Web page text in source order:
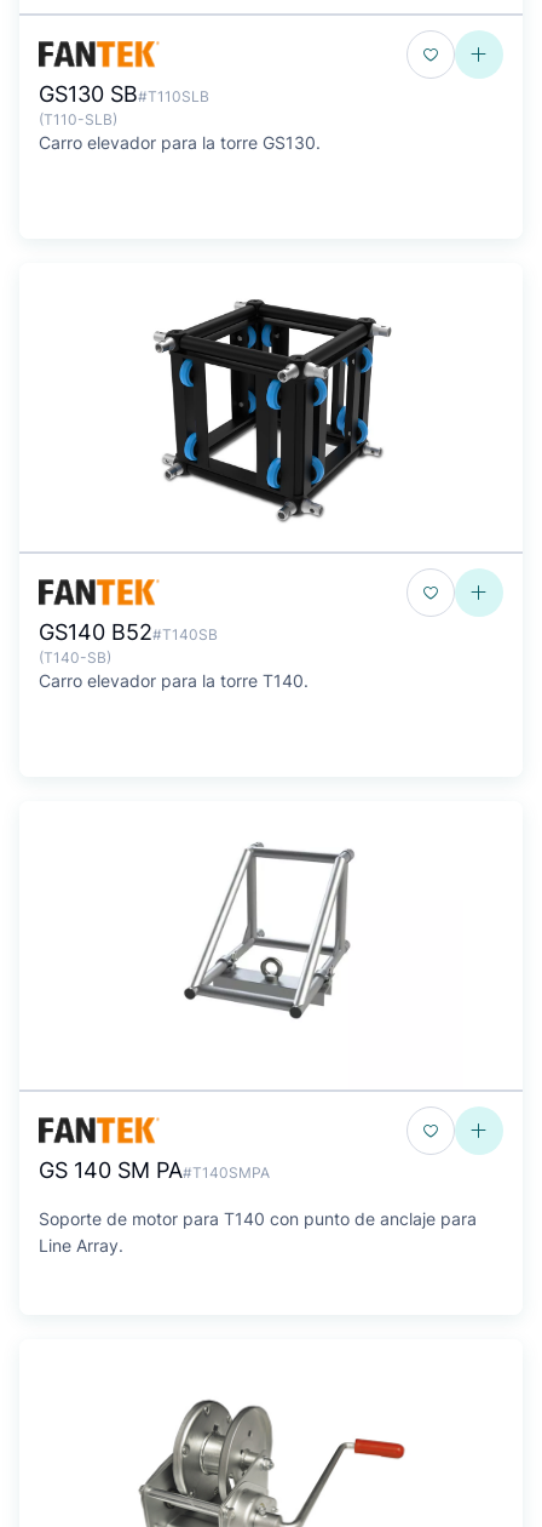
GS130 SB#T110SLB
(T110-SLB)
Carro elevador para la torre GS130.
GS140 B52#T140SB
(T140-SB)
Carro elevador para la torre T140.
GS 140 SM PA#T140SMPA
Soporte de motor para T140 con punto de anclaje para
Line Array.